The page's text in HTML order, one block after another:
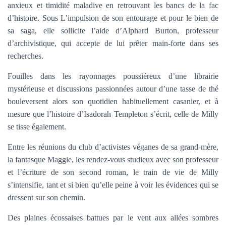
anxieux et timidité maladive en retrouvant les bancs de la fac
d’histoire. Sous L’impulsion de son entourage et pour le bien de
sa saga, elle sollicite l’aide d’Alphard Burton, professeur
d’archivistique, qui accepte de lui prêter main-forte dans ses
recherches.
Fouilles dans les rayonnages poussiéreux d’une librairie
mystérieuse et discussions passionnées autour d’une tasse de thé
bouleversent alors son quotidien habituellement casanier, et à
mesure que l’histoire d’Isadorah Templeton s’écrit, celle de Milly
se tisse également.
Entre les réunions du club d’activistes véganes de sa grand-mère,
la fantasque Maggie, les rendez-vous studieux avec son professeur
et l’écriture de son second roman, le train de vie de Milly
s’intensifie, tant et si bien qu’elle peine à voir les évidences qui se
dressent sur son chemin.
Des plaines écossaises battues par le vent aux allées sombres